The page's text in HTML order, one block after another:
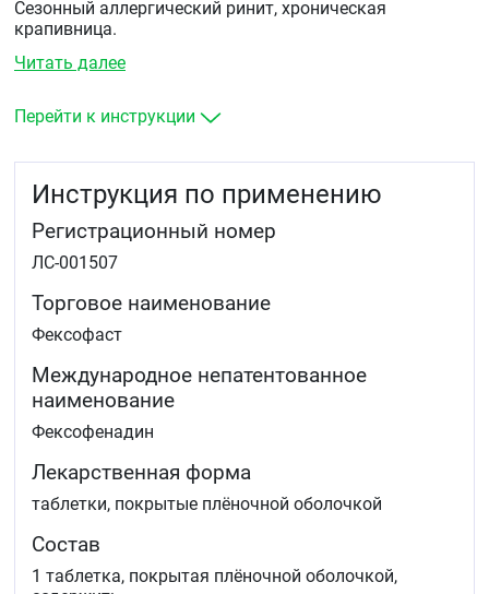
Сезонный аллергический ринит, хроническая
крапивница.
Читать далее
Перейти к инструкции
Инструкция по применению
Регистрационный номер
ЛС-001507
Торговое наименование
Фексофаст
Международное непатентованное
наименование
Фексофенадин
Лекарственная форма
таблетки, покрытые плёночной оболочкой
Состав
1 таблетка, покрытая плёночной оболочкой,